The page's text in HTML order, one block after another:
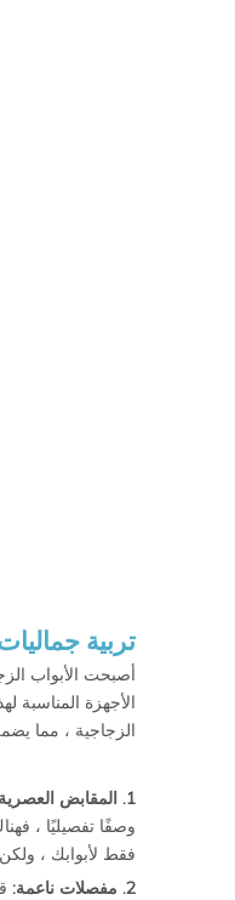
تربية
أصبحت الأبواب
الزجاجية ، مما
1. المقابض العصرية:
وصفًا تفصيليًا ،
فقط لأبوابك ،
2. مفصلات ناعمة: